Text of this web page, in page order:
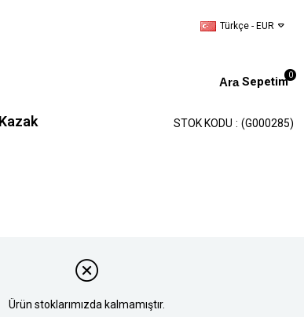
Türkçe - EUR
Sepetim0
(G000285)
STOK KODU
Ürün stoklarımızda kalmamıştır.